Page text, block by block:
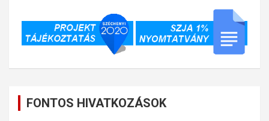
FONTOS HIVATKOZÁSOK